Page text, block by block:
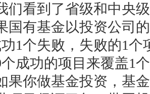
们看到了省级和中央
国有基金以投资公司
1个失败，失败的1个
成功的项目来覆盖1
果你做基金投资，基